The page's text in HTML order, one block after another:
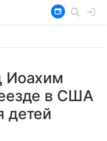
Иоахим
в США
детей